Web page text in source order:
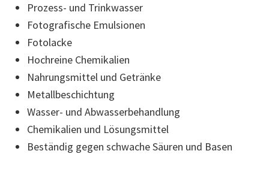
Prozess- und Trinkwasser
Fotografische Emulsionen
Fotolacke
Hochreine Chemikalien
Nahrungsmittel und Getränke
Metallbeschichtung
Wasser- und Abwasserbehandlung
Chemikalien und Lösungsmittel
Beständig gegen schwache Säuren und Basen